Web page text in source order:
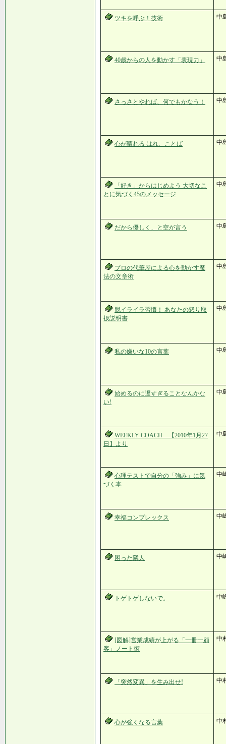
ツキを呼ぶ！技術 中
40歳からの人を動かす「表現力」 中
さっさとやれば、何でもかなう！ 中
心が晴れる はれ、ことば 中
「好き」からはじめよう 大切なこ
とに気づく45のメッセージ
中
だから優しく、と空が言う 中
プロの代筆屋による心を動かす魔
法の文章術
中
脱イライラ習慣！ あなたの怒り取
扱説明書
中
私の嫌いな10の言葉 中
始めるのに遅すぎることなんかな
い!
中
WEEKLY COACH 【2010年1月27
日】より
中
心理テストで自分の「強み」に気
づく本
中
幸福コンプレックス 中
困った隣人 中
トゲトゲしないで。 中
[図解]営業成績が上がる「一冊一顧
客」ノート術
中
「突然変異」を生み出せ! 中
心が強くなる言葉 中